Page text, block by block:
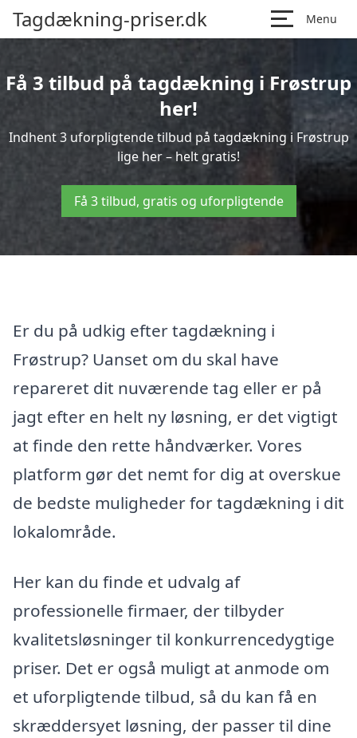
Tagdækning-priser.dk Menu
Få 3 tilbud på tagdækning i Frøstrup
her!
Indhent 3 uforpligtende tilbud på tagdækning i Frøstrup
lige her – helt gratis!
Få 3 tilbud, gratis og uforpligtende
Er du på udkig efter tagdækning i
Frøstrup? Uanset om du skal have
repareret dit nuværende tag eller er på
jagt efter en helt ny løsning, er det vigtigt
at finde den rette håndværker. Vores
platform gør det nemt for dig at overskue
de bedste muligheder for tagdækning i dit
lokalområde.
Her kan du finde et udvalg af
professionelle firmaer, der tilbyder
kvalitetsløsninger til konkurrencedygtige
priser. Det er også muligt at anmode om
et uforpligtende tilbud, så du kan få en
skræddersyet løsning, der passer til dine